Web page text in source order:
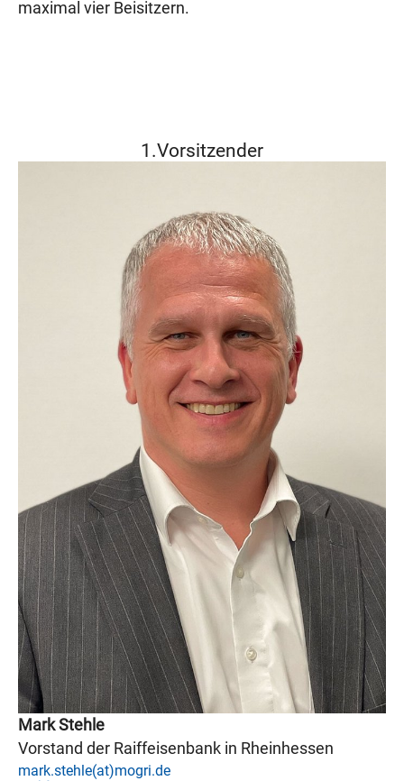
maximal vier Beisitzern.
1.Vorsitzender
Mark Stehle
Vorstand der Raiffeisenbank in Rheinhessen
mark.stehle(at)mogri.de